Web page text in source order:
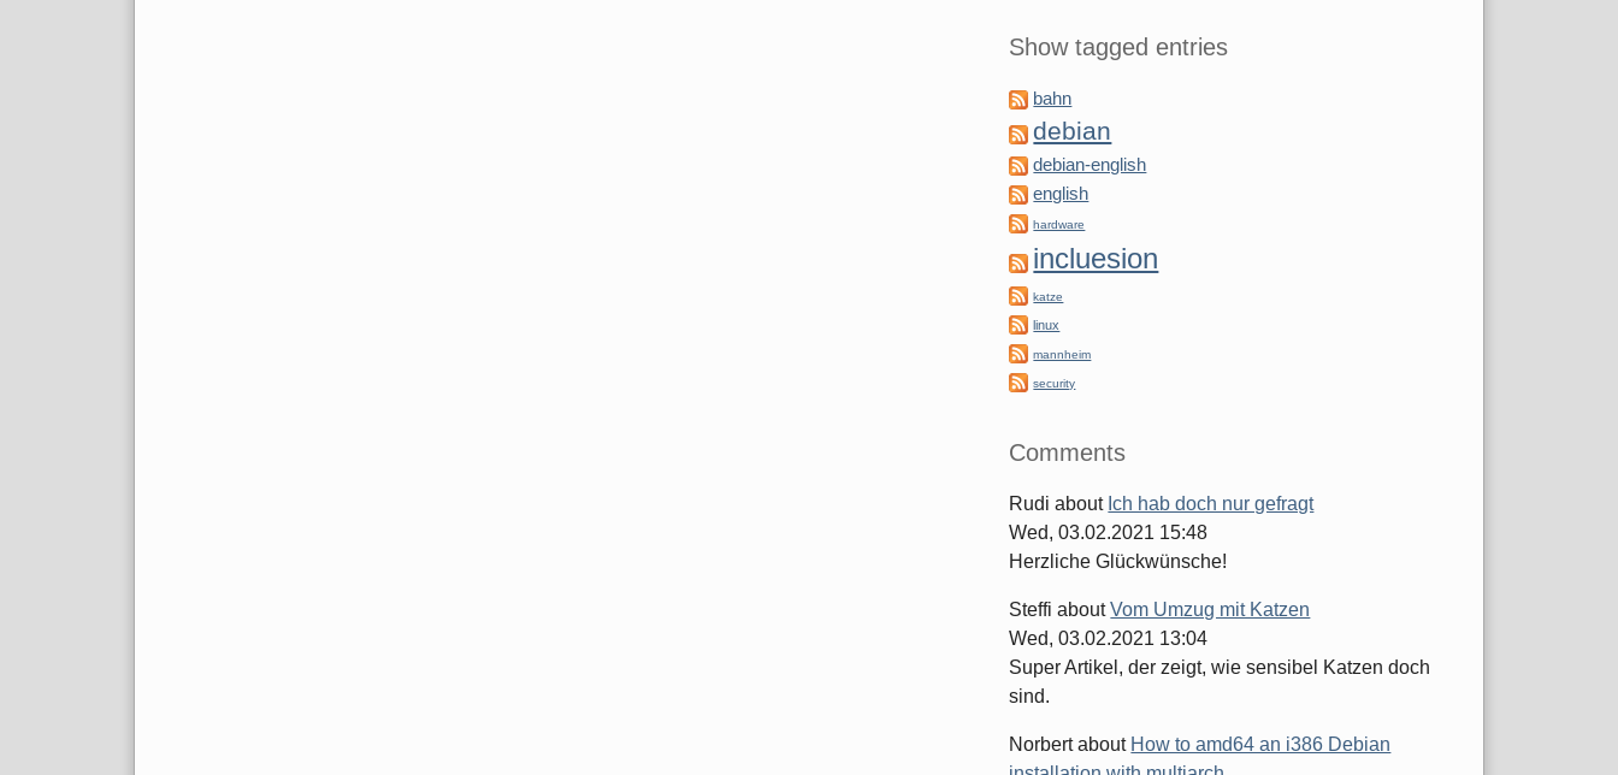
Show tagged entries
bahn
debian
debian-english
english
hardware
incluesion
katze
linux
mannheim
security
Comments
Rudi about Ich hab doch nur gefragt
Wed, 03.02.2021 15:48
Herzliche Glückwünsche!
Steffi aboutVom Umzug mit Katzen
Wed, 03.02.2021 13:04
Super Artikel, der zeigt, wie sensibel Katzen doch
sind.
Norbertabout How to amd64 an i386 Debian